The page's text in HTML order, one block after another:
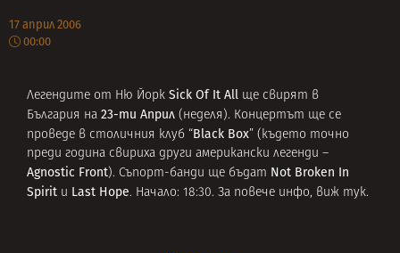
17 април 2006
00:00
Легендите от Ню Йорк Sick Of It All ще свирят в
България на 23-ти Април (неделя). Концертът ще се
проведе в столичния клуб “Black Box” (където точно
преди година свириха други американски легенди –
Agnostic Front). Съпорт-банди ще бъдат Not Broken In
Spirit и Last Hope. Начало: 18:30. За повече инфо, виж тук.